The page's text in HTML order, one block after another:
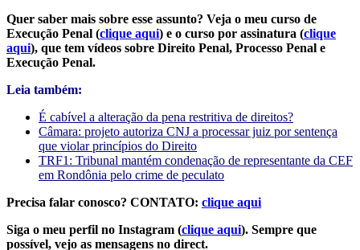
Quer saber mais sobre esse assunto? Veja o meu curso de
Execução Penal (clique aqui) e o curso por assinatura (clique
aqui), que tem vídeos sobre Direito Penal, Processo Penal e
Execução Penal.
Leia também:
É cabível a alteração da pena restritiva de direitos?
Câmara: projeto autoriza CNJ a processar juiz por sentença
que violar princípios do Direito
TRF1: Tribunal mantém condenação de representante da CEF
em Rondônia pelo crime de peculato
Precisa falar conosco? CONTATO: clique aqui
Siga o meu perfil no Instagram (clique aqui). Sempre que
possível, vejo as mensagens no direct.